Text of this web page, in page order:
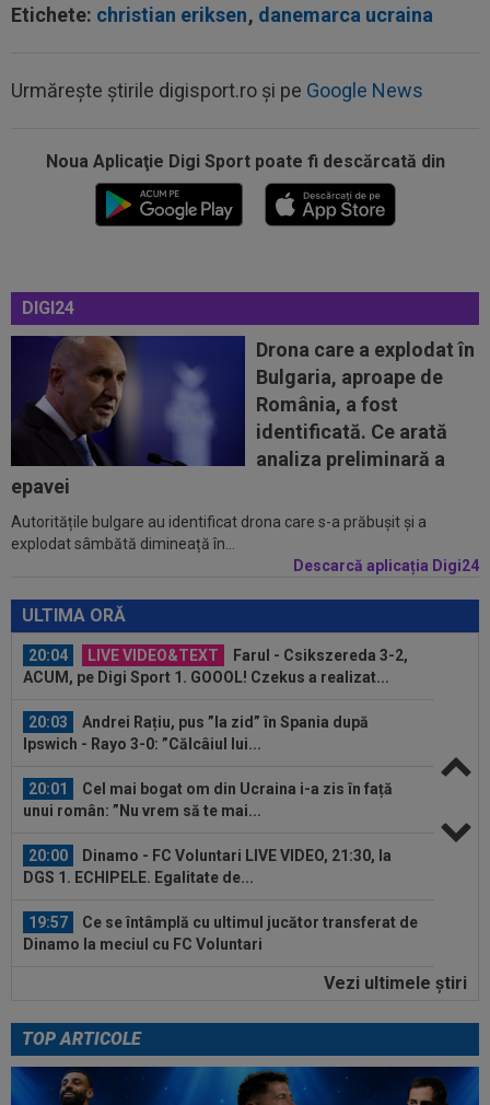
Etichete: christian eriksen, danemarca ucraina
Urmărește știrile digisport.ro și pe Google News
Noua Aplicaţie Digi Sport poate fi descărcată din
DIGI24
Drona care a explodat în
Bulgaria, aproape de
România, a fost
identificată. Ce arată
analiza preliminară a
epavei
Autoritățile bulgare au identificat drona care s-a prăbușit și a
explodat sâmbătă dimineață în...
Descarcă aplicația Digi24
ULTIMA ORĂ
Andrei Rațiu, pus ”la zid” în Spania după
Ipswich - Rayo 3-0: ”Călcâiul lui...
20:00
Dinamo - FC Voluntari LIVE VIDEO, 21:30, la
DGS 1. ECHIPELE. Egalitate de...
19:57
Ce se întâmplă cu ultimul jucător transferat de
Dinamo la meciul cu FC Voluntari
OUT! Jucătorul care a plecat de la Dinamo
chiar în ziua meciului cu FC Voluntari
20:20
Au bătut palma! Zeljko Kopic ia un român la
următoarea echipă: ”În două...
stele pentru Regina Europei...
20:04 LIVE VIDEO&TEXT
Farul - Csikszereda 3-2,
ACUM, pe Digi Sport 1. GOOOL! Czekus a realizat...
20:03
Andrei Rațiu, pus ”la zid” în Spania după
Ipswich - Rayo 3-0: ”Călcâiul lui...
20:01
Cel mai bogat om din Ucraina i-a zis în față
unui român: ”Nu vrem să te mai...
20:00
Dinamo - FC Voluntari LIVE VIDEO, 21:30, la
DGS 1. ECHIPELE. Egalitate de...
19:57
Ce se întâmplă cu ultimul jucător transferat de
Dinamo la meciul cu FC Voluntari
OUT! Jucătorul care a plecat de la Dinamo
20:20
Au bătut palma! Zeljko Kopic ia un român la
următoarea echipă: ”În două...
Vezi ultimele ştiri
TOP ARTICOLE